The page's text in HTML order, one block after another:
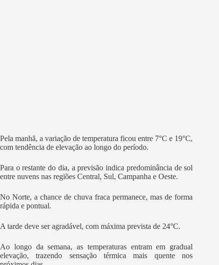
Pela manhã, a variação de temperatura ficou entre 7°C e 19°C,
com tendência de elevação ao longo do período.
Para o restante do dia, a previsão indica predominância de sol
entre nuvens nas regiões Central, Sul, Campanha e Oeste.
No Norte, a chance de chuva fraca permanece, mas de forma
rápida e pontual.
A tarde deve ser agradável, com máxima prevista de 24°C.
Ao longo da semana, as temperaturas entram em gradual
elevação, trazendo sensação térmica mais quente nos